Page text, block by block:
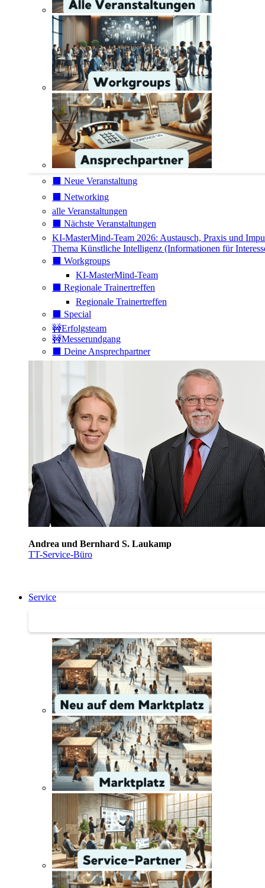
⬛️ Neue Veranstaltung
⬛️ Networking
alle Veranstaltungen
⬛️ Nächste Veranstaltungen
KI-MasterMind-Team 2026: Austausch, Praxis und
Thema Künstliche Intelligenz (Informationen für
⬛️ Workgroups
KI-MasterMind-Team
⬛️ Regionale Trainertreffen
Regionale Trainertreffen
⬛️ Special
🚧Erfolgsteam
🚧Messerundgang
⬛️ Deine Ansprechpartner
Andrea und Bernhard S. Laukamp
TT-Service-Büro
Service